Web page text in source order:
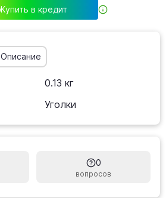
Купить в кредит
Описание
0.13 кг
Уголки
0
вопросов